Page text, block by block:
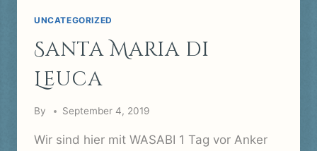
UNCATEGORIZED
Santa Maria di
Leuca
By September 4, 2019
Wir sind hier mit WASABI 1 Tag vor Anker